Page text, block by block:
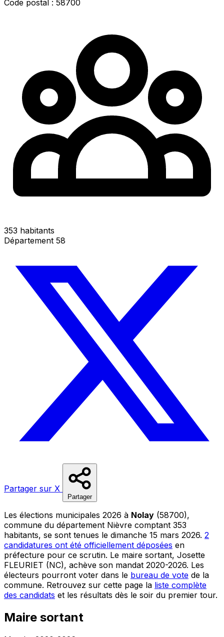
Code postal : 58700
353 habitants
Département 58
Partager sur X
Partager
Les élections municipales 2026 à Nolay (58700),
commune du département Nièvre comptant 353
habitants, se sont tenues le dimanche 15 mars 2026. 2
candidatures ont été officiellement déposées en
préfecture pour ce scrutin. Le maire sortant, Josette
FLEURIET (NC), achève son mandat 2020-2026. Les
électeurs pourront voter dans le bureau de vote de la
commune. Retrouvez sur cette page la liste complète
des candidats et les résultats dès le soir du premier tour.
Maire sortant